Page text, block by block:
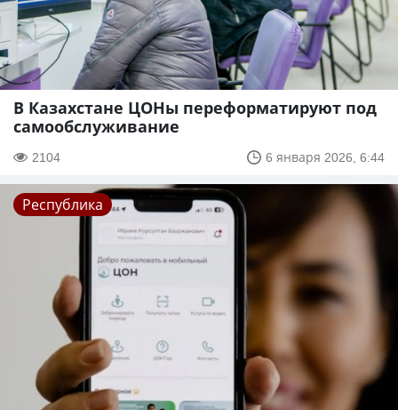
В Казахстане ЦОНы переформатируют под
самообслуживание
2104 6 января 2026, 6:44
Республика